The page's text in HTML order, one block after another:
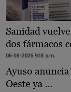
Sanidad
dos fármacos
06-08-2026 9:18 p.m.
Ayuso
Oeste ya …